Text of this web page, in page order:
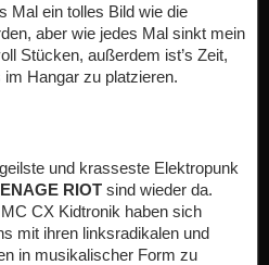
Mal ein tolles Bild wie die
aber wie jedes Mal sinkt mein
Stücken, außerdem ist’s Zeit,
Hangar zu platzieren.
und krasseste Elektropunk
RIOT sind wieder da.
CX Kidtronik haben sich
mit ihren linksradikalen und
in musikalischer Form zu